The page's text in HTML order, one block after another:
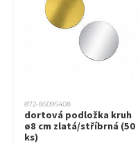
872-85095408
dortová podložka kruh
ø8 cm zlatá/stříbrná (50
ks)